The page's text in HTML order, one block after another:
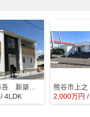
熊谷市弥藤吾 新築戸建 全1区画
/ 4LDK 2,000万円